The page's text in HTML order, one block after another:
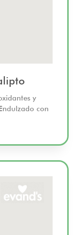
y
con